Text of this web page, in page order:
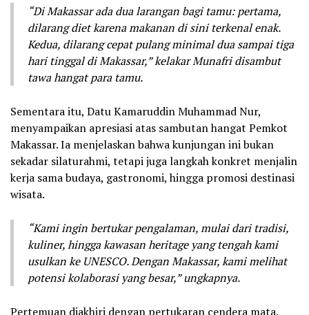
“Di Makassar ada dua larangan bagi tamu: pertama,
dilarang diet karena makanan di sini terkenal enak.
Kedua, dilarang cepat pulang minimal dua sampai tiga
hari tinggal di Makassar,” kelakar Munafri disambut
tawa hangat para tamu.
Sementara itu, Datu Kamaruddin Muhammad Nur,
menyampaikan apresiasi atas sambutan hangat Pemkot
Makassar. Ia menjelaskan bahwa kunjungan ini bukan
sekadar silaturahmi, tetapi juga langkah konkret menjalin
kerja sama budaya, gastronomi, hingga promosi destinasi
wisata.
“Kami ingin bertukar pengalaman, mulai dari tradisi,
kuliner, hingga kawasan heritage yang tengah kami
usulkan ke UNESCO. Dengan Makassar, kami melihat
potensi kolaborasi yang besar,” ungkapnya.
Pertemuan diakhiri dengan pertukaran cendera mata.